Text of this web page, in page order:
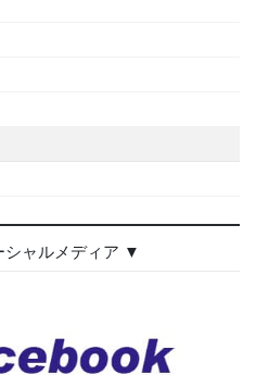
ャルメディア ▼